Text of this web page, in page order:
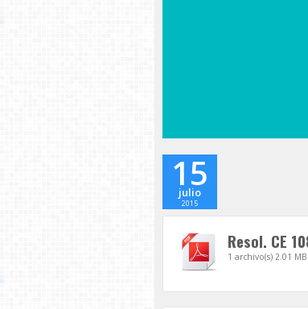
15
julio
2015
Resol. CE
1 archivo(s) 2.01 MB